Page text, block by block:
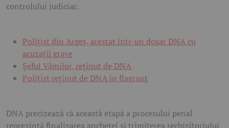
controlului judiciar.
Polițist din Argeș, arestat într-un dosar DNA cu
acuzații grave
Șeful Vămilor, reținut de DNA
Polițist reținut de DNA în flagrant
DNA precizează că această etapă a procesului penal
reprezintă finalizarea anchetei și trimiterea rechizitoriului